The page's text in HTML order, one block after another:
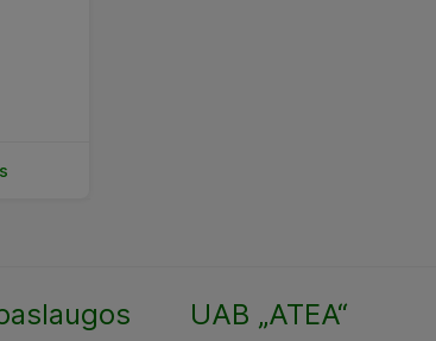
UAB „ATEA“